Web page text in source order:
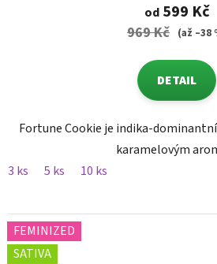
od599 Kč
969 Kč (až –38
DETAIL
Fortune Cookie je indika-
karamelovým
3 ks
5 ks 10 ks
FEMINIZED
SATIVA